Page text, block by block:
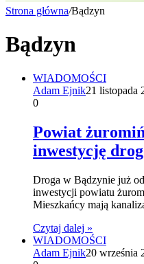
Strona główna/Bądzyn
Bądzyn
WIADOMOŚCI
Adam Ejnik21 listopada
0
Powiat
inwestycję
Droga w Bądzynie już
inwestycji powiatu
Mieszkańcy mają
Czytaj dalej »
WIADOMOŚCI
Adam Ejnik20 września